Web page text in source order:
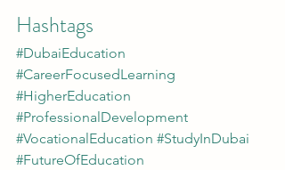
Hashtags
#DubaiEducation
#CareerFocusedLearning
#HigherEducation
#ProfessionalDevelopment
#VocationalEducation #StudyInDubai
#FutureOfEducation